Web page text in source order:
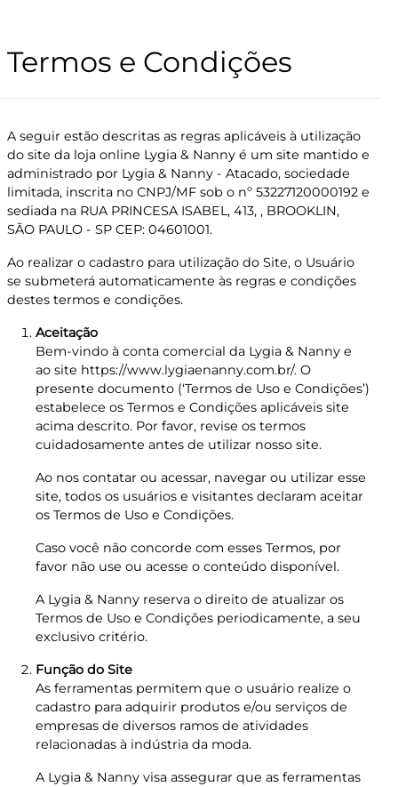
Termos e Condições
A seguir estão descritas as regras aplicáveis à utilização
do site da loja online Lygia & Nanny é um site mantido e
administrado por Lygia & Nanny - Atacado, sociedade
limitada, inscrita no CNPJ/MF sob o nº 53227120000192 e
sediada na RUA PRINCESA ISABEL, 413, , BROOKLIN,
SÃO PAULO - SP CEP: 04601001.
Ao realizar o cadastro para utilização do Site, o Usuário
se submeterá automaticamente às regras e condições
destes termos e condições.
Aceitação
Bem-vindo à conta comercial da Lygia & Nanny e
ao site https://www.lygiaenanny.com.br/. O
presente documento (‘Termos de Uso e Condições’)
estabelece os Termos e Condições aplicáveis site
acima descrito. Por favor, revise os termos
cuidadosamente antes de utilizar nosso site.
Ao nos contatar ou acessar, navegar ou utilizar esse
site, todos os usuários e visitantes declaram aceitar
os Termos de Uso e Condições.
Caso você não concorde com esses Termos, por
favor não use ou acesse o conteúdo disponível.
A Lygia & Nanny reserva o direito de atualizar os
Termos de Uso e Condições periodicamente, a seu
exclusivo critério.
Função do Site
As ferramentas permitem que o usuário realize o
cadastro para adquirir produtos e/ou serviços de
empresas de diversos ramos de atividades
relacionadas à indústria da moda.
A Lygia & Nanny visa assegurar que as ferramentas